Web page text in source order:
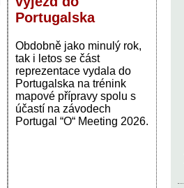
Portugalska
Obdobně jako minulý rok,
tak i letos se část
reprezentace vydala do
Portugalska na trénink
mapové přípravy spolu s
účastí na závodech
Portugal “O“ Meeting 2026.